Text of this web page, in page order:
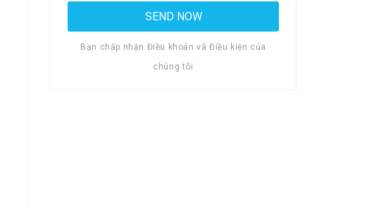
Bạn chấp nhận Điều khoản và Điều kiện của
chúng tôi